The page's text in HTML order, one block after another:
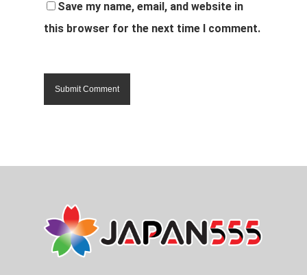
Save my name, email, and website in
this browser for the next time I comment.